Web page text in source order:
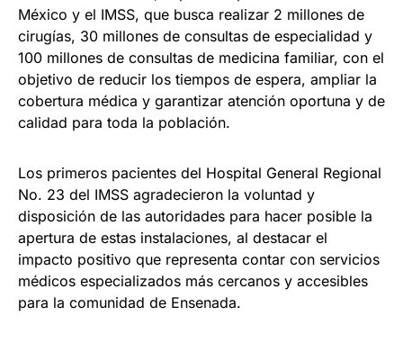
México y el IMSS, que busca realizar 2 millones de
cirugías, 30 millones de consultas de especialidad y
100 millones de consultas de medicina familiar, con el
objetivo de reducir los tiempos de espera, ampliar la
cobertura médica y garantizar atención oportuna y de
calidad para toda la población.
Los primeros pacientes del Hospital General Regional
No. 23 del IMSS agradecieron la voluntad y
disposición de las autoridades para hacer posible la
apertura de estas instalaciones, al destacar el
impacto positivo que representa contar con servicios
médicos especializados más cercanos y accesibles
para la comunidad de Ensenada.